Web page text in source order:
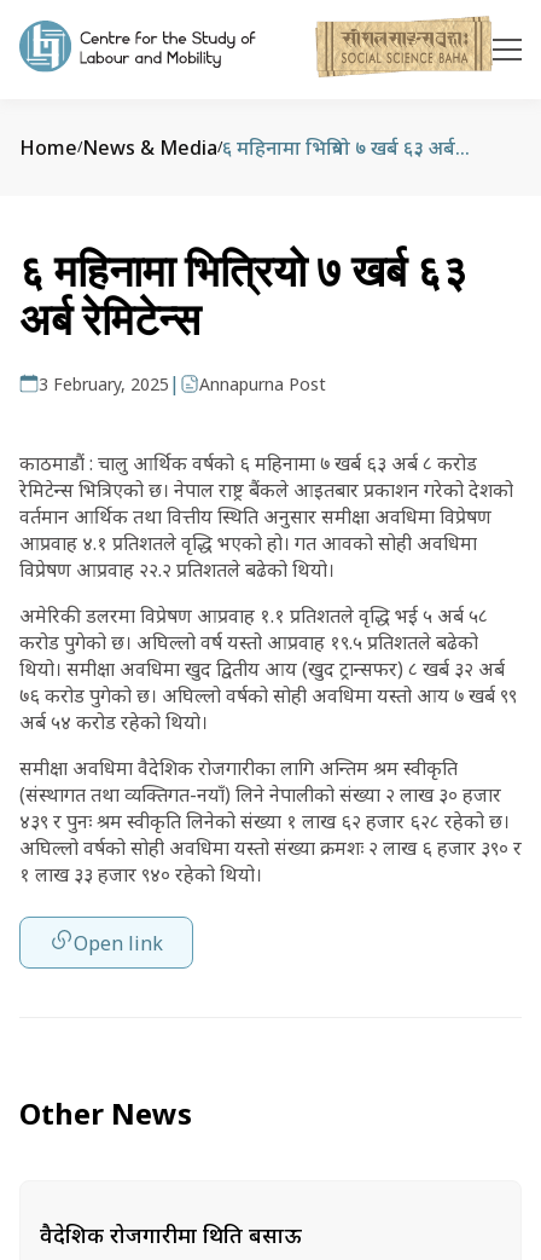
Home/News & Media/ ६ महिनामा भित्रियो ७ खर्ब ६३ अर्ब रेमिटेन्स
६ महिनामा भित्रियो ७ खर्ब ६३
अर्ब रेमिटेन्स
3 February, 2025 | Annapurna Post
काठमाडौं : चालु आर्थिक वर्षको ६ महिनामा ७ खर्ब ६३ अर्ब ८ करोड
रेमिटेन्स भित्रिएको छ। नेपाल राष्ट्र बैंकले आइतबार प्रकाशन गरेको देशको
वर्तमान आर्थिक तथा वित्तीय स्थिति अनुसार समीक्षा अवधिमा विप्रेषण
आप्रवाह ४.१ प्रतिशतले वृद्धि भएको हो। गत आवको सोही अवधिमा
विप्रेषण आप्रवाह २२.२ प्रतिशतले बढेको थियो।
अमेरिकी डलरमा विप्रेषण आप्रवाह १.१ प्रतिशतले वृद्धि भई ५ अर्ब ५८
करोड पुगेको छ। अघिल्लो वर्ष यस्तो आप्रवाह १९.५ प्रतिशतले बढेको
थियो। समीक्षा अवधिमा खुद द्वितीय आय (खुद ट्रान्सफर) ८ खर्ब ३२ अर्ब
७६ करोड पुगेको छ। अघिल्लो वर्षको सोही अवधिमा यस्तो आय ७ खर्ब ९९
अर्ब ५४ करोड रहेको थियो।
समीक्षा अवधिमा वैदेशिक रोजगारीका लागि अन्तिम श्रम स्वीकृति
(संस्थागत तथा व्यक्तिगत-नयाँ) लिने नेपालीको संख्या २ लाख ३० हजार
४३९ र पुनः श्रम स्वीकृति लिनेको संख्या १ लाख ६२ हजार ६२८ रहेको छ।
अघिल्लो वर्षको सोही अवधिमा यस्तो संख्या क्रमशः २ लाख ६ हजार ३९० र
१ लाख ३३ हजार ९४० रहेको थियो।
Open link
Other News
वैदेशिक रोजगारीमा थिति बसाऊ